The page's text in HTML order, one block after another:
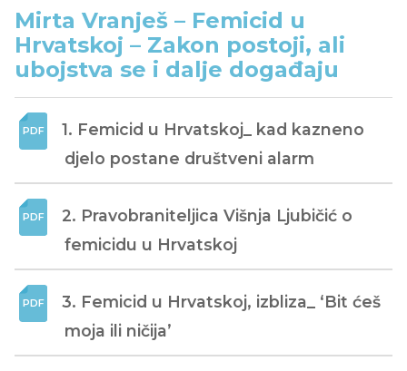
Mirta Vranješ – Femicid u
Hrvatskoj – Zakon postoji, ali
ubojstva se i dalje događaju
1. Femicid u Hrvatskoj_ kad kazneno
djelo postane društveni alarm
2. Pravobraniteljica Višnja Ljubičić o
femicidu u Hrvatskoj
3. Femicid u Hrvatskoj, izbliza_ ‘Bit ćeš
moja ili ničija’